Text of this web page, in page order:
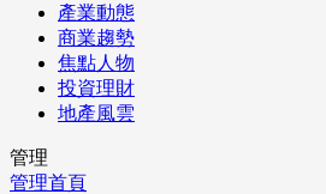
產業動態
商業趨勢
焦點人物
投資理財
地產風雲
管理
管理首頁